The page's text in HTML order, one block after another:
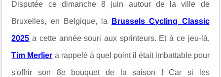
Disputée ce dimanche 8 juin autour de la ville de
Bruxelles, en Belgique, la Brussels Cycling Classic
2025 a cette année souri aux sprinteurs. Et à ce jeu-là,
Tim Merlier a rappelé à quel point il était imbattable pour
s'offrir son 8e bouquet de la saison ! Car si les